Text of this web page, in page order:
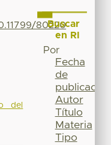
80220
del
Buscar
en RI
Por
Fecha
de
publicación
Autor
Título
Materia
Tipo